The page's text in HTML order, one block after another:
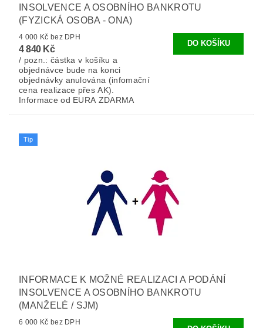
INSOLVENCE A OSOBNÍHO BANKROTU
(FYZICKÁ OSOBA - ONA)
4 000 Kč bez DPH
4 840 Kč
/ pozn.: částka v košíku a
objednávce bude na konci
objednávky anulována (infomační
cena realizace přes AK).
Informace od EURA ZDARMA
Tip
INFORMACE K MOŽNÉ REALIZACI A PODÁNÍ
INSOLVENCE A OSOBNÍHO BANKROTU
(MANŽELÉ / SJM)
6 000 Kč bez DPH